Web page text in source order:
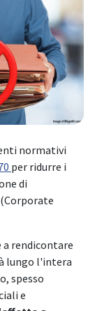
normativi
per ridurre i
di
a rendicontare
lungo l'intera
spesso
e